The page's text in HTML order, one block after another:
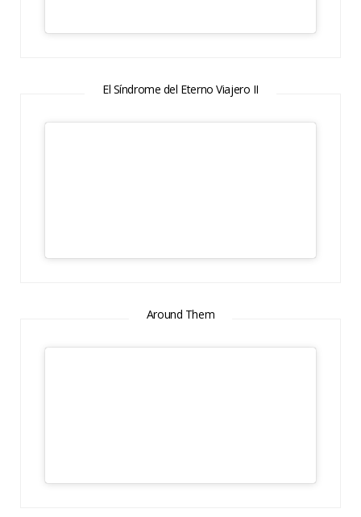
El Síndrome del Eterno Viajero II
Around Them